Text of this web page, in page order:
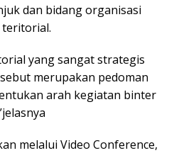
dan bidang organisasi
teritorial.
yang sangat strategis
merupakan pedoman
arah kegiatan binter
melalui Video Conference,